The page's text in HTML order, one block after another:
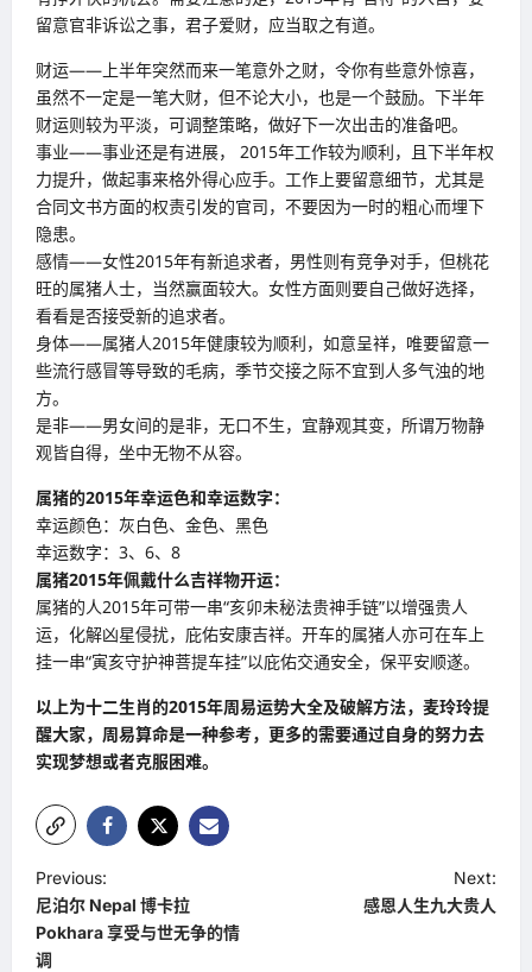
留意官非诉讼之事，君子爱财，应当取之有道。
财运——上半年突然而来一笔意外之财，令你有些意外惊喜，
虽然不一定是一笔大财，但不论大小，也是一个鼓励。下半年
财运则较为平淡，可调整策略，做好下一次出击的准备吧。
事业——事业还是有进展， 2015年工作较为顺利，且下半年权
力提升，做起事来格外得心应手。工作上要留意细节，尤其是
合同文书方面的权责引发的官司，不要因为一时的粗心而埋下
隐患。
感情——女性2015年有新追求者，男性则有竞争对手，但桃花
旺的属猪人士，当然赢面较大。女性方面则要自己做好选择，
看看是否接受新的追求者。
身体——属猪人2015年健康较为顺利，如意呈祥，唯要留意一
些流行感冒等导致的毛病，季节交接之际不宜到人多气浊的地
方。
是非——男女间的是非，无口不生，宜静观其变，所谓万物静
观皆自得，坐中无物不从容。
属猪的2015年幸运色和幸运数字：
幸运颜色：灰白色、金色、黑色
幸运数字：3、6、8
属猪2015年佩戴什么吉祥物开运：
属猪的人2015年可带一串“亥卯未秘法贵神手链”以增强贵人
运，化解凶星侵扰，庇佑安康吉祥。开车的属猪人亦可在车上
挂一串“寅亥守护神菩提车挂”以庇佑交通安全，保平安顺遂。
以上为十二生肖的2015年周易运势大全及破解方法，麦玲玲提
醒大家，周易算命是一种参考，更多的需要通过自身的努力去
实现梦想或者克服困难。
P
o
s
Previous:
尼泊尔 Nepal 博卡拉
Pokhara 享受与世无争的情
调
Next:
感恩人生九大贵人